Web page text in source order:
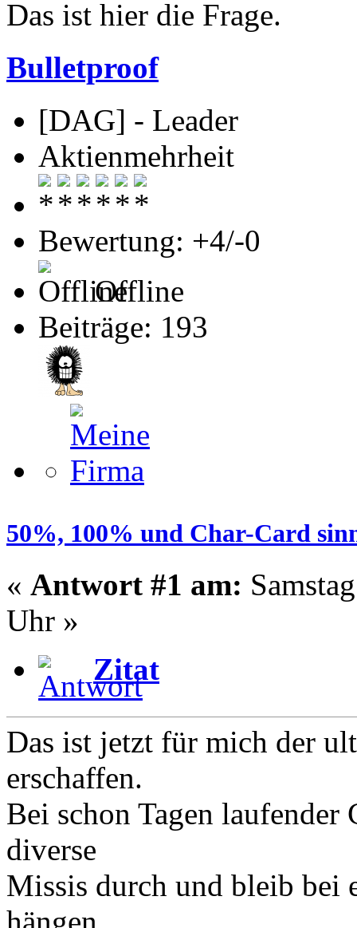
Das ist hier die Frage.
Bulletproof
[DAG] - Leader
Aktienmehrheit
Bewertung: +4/-0
Offline
Beiträge: 193
50%, 100% und Char-Card
« Antwort #1 am:
Uhr »
Zitat
Das ist jetzt für mich der
erschaffen.
Bei schon Tagen laufender
diverse
Missis durch und bleib bei